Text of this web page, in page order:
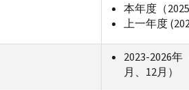
本年度（2025
上一年度
2023-2026年
月、12月）